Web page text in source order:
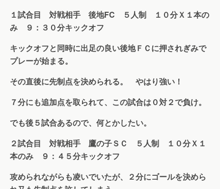
１試合目 対戦相手 後地FC ５人制 １０分Ｘ１本の
み ９：３０分キックオフ
キックオフと同時に出足の良い後地ＦＣに押されぎみで
プレーが始まる。
その直後に先制点を決められる。 やはり強い！
７分にも追加点を取られて、この試合は０対２で負け。
でも後５試合あるので、何とかしたい。
２試合目 対戦相手 鷹の子ＳＣ ５人制 １０分Ｘ１
本のみ ９：４５分キックオフ
攻められながらも凌いでいたが、２分にゴールを決めら